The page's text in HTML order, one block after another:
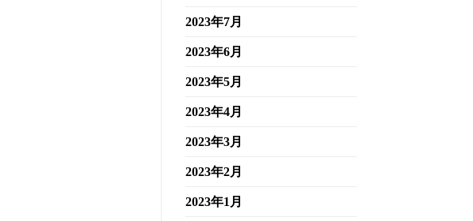
2023年7月
2023年6月
2023年5月
2023年4月
2023年3月
2023年2月
2023年1月